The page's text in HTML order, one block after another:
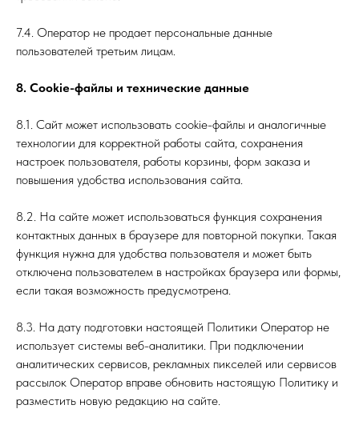
7.4. Оператор не продает персональные данные
пользователей третьим лицам.
8. Cookie-файлы и технические данные
8.1. Сайт может использовать cookie-файлы и аналогичные
технологии для корректной работы сайта, сохранения
настроек пользователя, работы корзины, форм заказа и
повышения удобства использования сайта.
8.2. На сайте может использоваться функция сохранения
контактных данных в браузере для повторной покупки. Такая
функция нужна для удобства пользователя и может быть
отключена пользователем в настройках браузера или формы,
если такая возможность предусмотрена.
8.3. На дату подготовки настоящей Политики Оператор не
использует системы веб-аналитики. При подключении
аналитических сервисов, рекламных пикселей или сервисов
рассылок Оператор вправе обновить настоящую Политику и
разместить новую редакцию на сайте.